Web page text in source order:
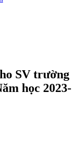
SV trường
học 2023-